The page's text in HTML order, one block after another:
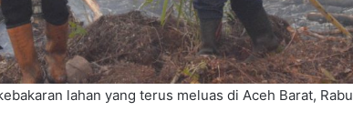
lahan yang terus meluas di Aceh Barat, Rabu